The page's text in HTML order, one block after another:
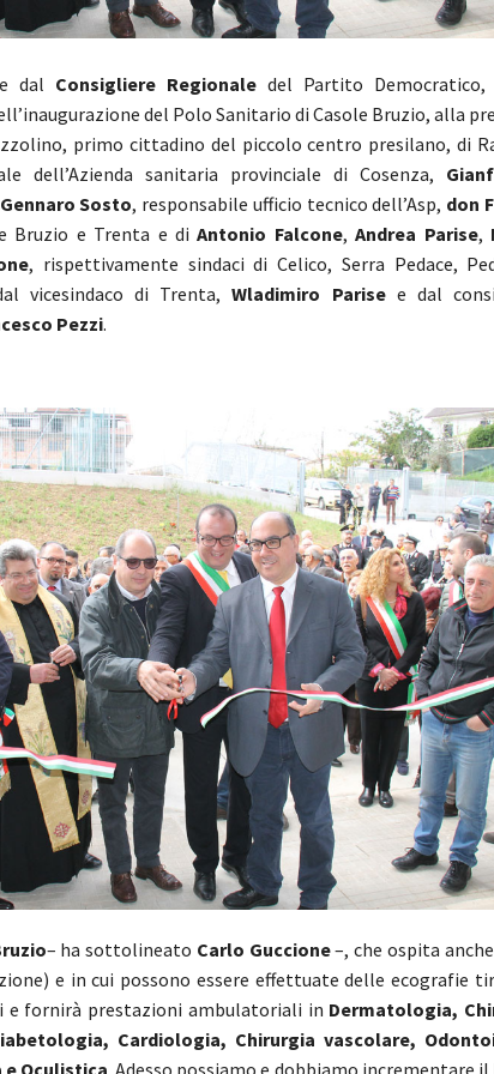
dal Consigliere Regionaledel Partito Democratico,
del Polo Sanitario di Casole Bruzio, alla
primo cittadino del piccolo centro presilano, di
dell’Azienda sanitaria provinciale di Cosenza,
Gennaro Sosto, responsabile ufficio tecnico dell’Asp, don
Bruzio e Trenta e diAntonio Falcone,Andrea Parise,
, rispettivamente sindaci di Celico, Serra Pedace,
vicesindaco di Trenta,Wladimiro Parisee dal
Pezzi.
– ha sottolineato Carlo Guccione–, che ospita
e in cui possono essere effettuate delle ecografie
e fornirà prestazioni ambulatoriali in Dermatologia,
Cardiologia, Chirurgia vascolare,
Oculistica . Adesso possiamo e dobbiamo incrementare